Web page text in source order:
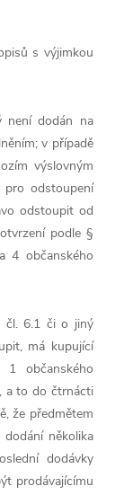
s výjimkou
dodán na
v případě
výslovným
pro odstoupení
odstoupit od
podle §
4 občanského
6.1 či o jiný
má kupující
občanského
a to do čtrnácti
že předmětem
několika
dodávky
prodávajícímu